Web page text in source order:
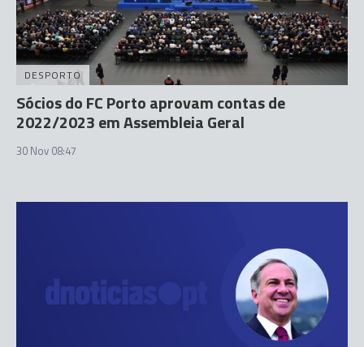
DESPORTO
Sócios do FC Porto aprovam contas de
2022/2023 em Assembleia Geral
30 Nov 08:47